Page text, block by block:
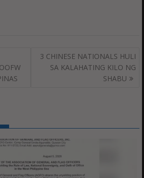
3 CHINESE NATIONALS HULI
SA KALAHATING KILO NG
SHABU